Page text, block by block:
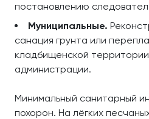
постановлению
Муниципальные.
санация грунта или
кладбищенской
администрации.
Минимальный санитарный
похорон. На лёгких